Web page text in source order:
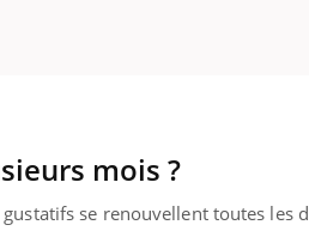
mois ?
se renouvellent toutes les